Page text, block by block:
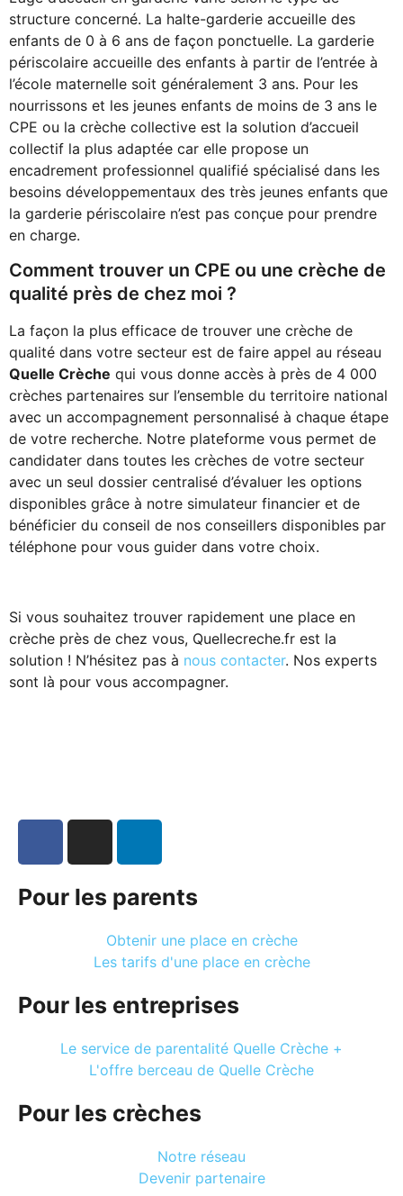
structure concerné. La halte-garderie accueille des
enfants de 0 à 6 ans de façon ponctuelle. La garderie
périscolaire accueille des enfants à partir de l’entrée à
l’école maternelle soit généralement 3 ans. Pour les
nourrissons et les jeunes enfants de moins de 3 ans le
CPE ou la crèche collective est la solution d’accueil
collectif la plus adaptée car elle propose un
encadrement professionnel qualifié spécialisé dans les
besoins développementaux des très jeunes enfants que
la garderie périscolaire n’est pas conçue pour prendre
en charge.
Comment trouver un CPE ou une crèche de
qualité près de chez moi ?
La façon la plus efficace de trouver une crèche de
qualité dans votre secteur est de faire appel au réseau
Quelle Crèche qui vous donne accès à près de 4 000
crèches partenaires sur l’ensemble du territoire national
avec un accompagnement personnalisé à chaque étape
de votre recherche. Notre plateforme vous permet de
candidater dans toutes les crèches de votre secteur
avec un seul dossier centralisé d’évaluer les options
disponibles grâce à notre simulateur financier et de
bénéficier du conseil de nos conseillers disponibles par
téléphone pour vous guider dans votre choix.
Si vous souhaitez trouver rapidement une place en
crèche près de chez vous, Quellecreche.fr est la
solution ! N’hésitez pas à nous contacter. Nos experts
sont là pour vous accompagner.
Pour les parents
Obtenir une place en crèche
Les tarifs d'une place en crèche
Pour les entreprises
Le service de parentalité Quelle Crèche +
L'offre berceau de Quelle Crèche
Pour les crèches
Notre réseau
Devenir partenaire